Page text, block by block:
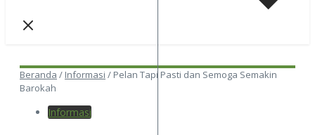
Beranda / Informasi / Pelan Tapi Pasti dan Semoga Semakin
Barokah
Informasi